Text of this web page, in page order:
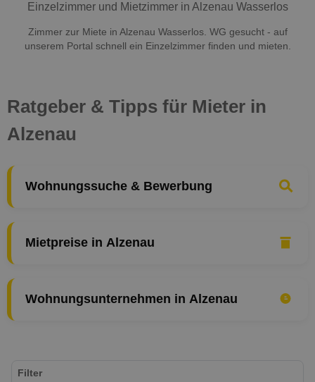
Einzelzimmer und Mietzimmer in Alzenau Wasserlos
Zimmer zur Miete in Alzenau Wasserlos. WG gesucht - auf
unserem Portal schnell ein Einzelzimmer finden und mieten.
Ratgeber & Tipps für Mieter in
Alzenau
Wohnungssuche & Bewerbung
Mietpreise in Alzenau
Wohnungsunternehmen in Alzenau
Filter